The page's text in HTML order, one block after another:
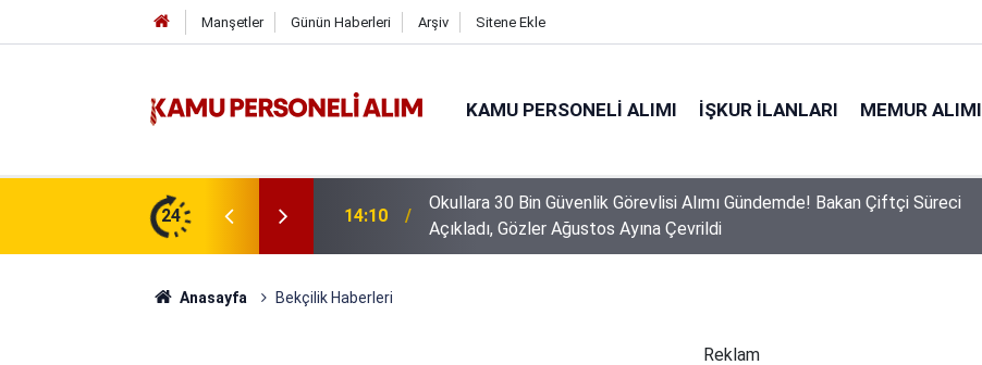
Manşetler Günün Haberleri Arşiv Sitene Ekle
KAMU PERSONELI ALIMI İŞKUR İLANLARI MEMUR ALIMI
24
İŞKUR İUP başvuruları 14:10
Okullara 30 Bin Güvenlik Görevlisi Alımı Gündemde! Bakan Çiftçi Süreci
Açıkladı, Gözler Ağustos Ayına Çevrildi
Anasayfa Bekçilik Haberleri
Reklam